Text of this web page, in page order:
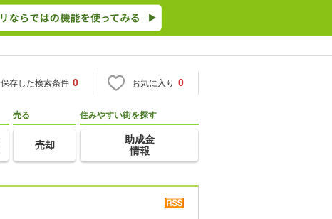
保存した検索条件 0 お気に入り 0
売る
売却
住みやすい街を探す
助成金
情報